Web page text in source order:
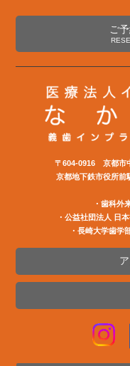
ご
〒604-0916 京都市
京都地下鉄市役所前
・歯科外
・公益社団法⼈ ⽇
・長崎大学歯